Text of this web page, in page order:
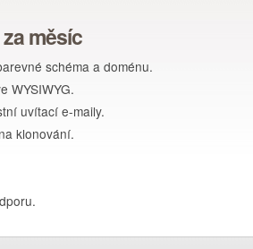
měsíc
schéma a doménu.
WYSIWYG.
uvítací e-maily.
klonování.